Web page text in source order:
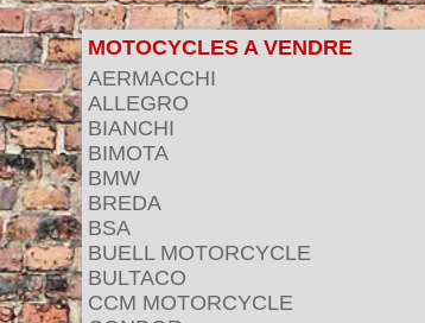
MOTOCYCLES A VENDRE
AERMACCHI
ALLEGRO
BIANCHI
BIMOTA
BMW
BREDA
BSA
BUELL MOTORCYCLE
BULTACO
CCM MOTORCYCLE